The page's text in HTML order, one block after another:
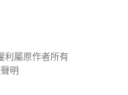
利屬原作者所有
明